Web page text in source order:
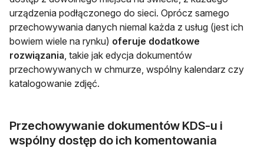
urządzenia podłączonego do sieci. Oprócz samego
przechowywania danych niemal każda z usług (jest ich
bowiem wiele na rynku) oferuje dodatkowe
rozwiązania, takie jak edycja dokumentów
przechowywanych w chmurze, wspólny kalendarz czy
katalogowanie zdjęć.
Przechowywanie dokumentów KDS-u i
wspólny dostęp do ich komentowania